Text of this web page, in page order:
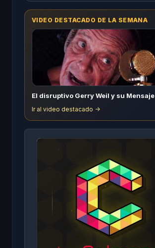
VIDEO DESTACADO DE LA SEMANA
El disruptivo Gerry Weil y su Mensaje
Ir al video destacado ->